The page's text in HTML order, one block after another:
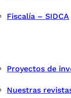
Fiscalía – SIDCA
Proyectos de
Nuestras